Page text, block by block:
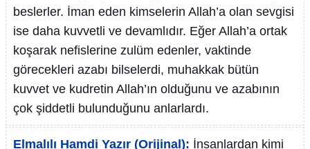
beslerler. İman eden kimselerin Allah’a olan sevgisi
ise daha kuvvetli ve devamlıdır. Eğer Allah’a ortak
koşarak nefislerine zulüm edenler, vaktinde
görecekleri azabı bilselerdi, muhakkak bütün
kuvvet ve kudretin Allah’ın olduğunu ve azabının
çok şiddetli bulunduğunu anlarlardı.
Elmalılı Hamdi Yazır (Orijinal): İnsanlardan kimi